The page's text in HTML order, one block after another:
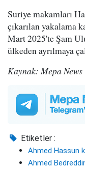
Suriye makamları
çıkarılan yakalama
Mart 2025'te Şam
ülkeden ayrılmaya
Kaynak: Mepa News
Etiketler :
Ahmed Hassun
Ahmed